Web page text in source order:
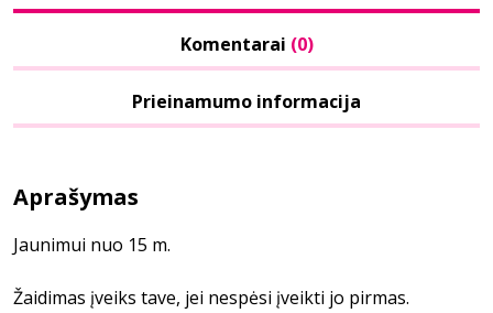
Komentarai (0)
Prieinamumo informacija
Aprašymas
Jaunimui nuo 15 m.
Žaidimas įveiks tave, jei nespėsi įveikti jo pirmas.